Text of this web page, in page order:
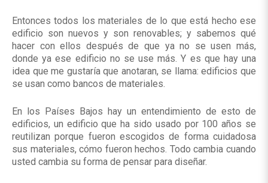
Entonces todos los materiales de lo que está hecho ese
edificio son nuevos y son renovables; y sabemos qué
hacer con ellos después de que ya no se usen más,
donde ya ese edificio no se use más. Y es que hay una
idea que me gustaría que anotaran, se llama: edificios que
se usan como bancos de materiales.
En los Países Bajos hay un entendimiento de esto de
edificios, un edificio que ha sido usado por 100 años se
reutilizan porque fueron escogidos de forma cuidadosa
sus materiales, cómo fueron hechos. Todo cambia cuando
usted cambia su forma de pensar para diseñar.